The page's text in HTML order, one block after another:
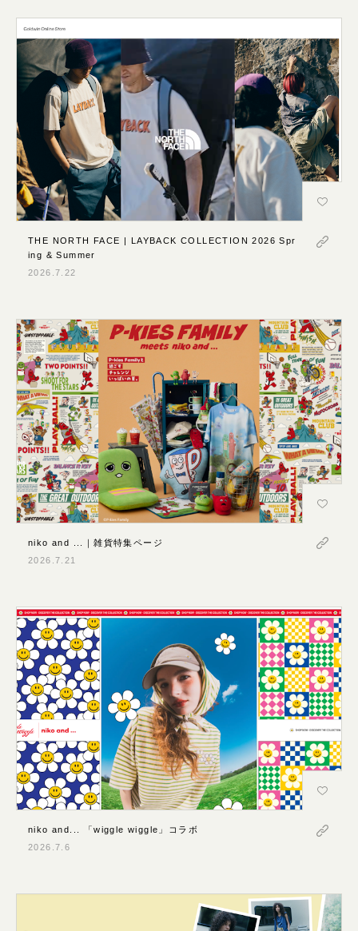
THE NORTH FACE | LAYBACK COLLECTION 2026 Spr
ing & Summer
2026.7.22
niko and ...｜雑貨特集ページ
2026.7.21
niko and... 「wiggle wiggle」コラボ
2026.7.6